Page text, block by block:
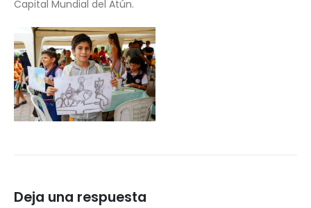
Capital Mundial del Atún.
Deja una respuesta